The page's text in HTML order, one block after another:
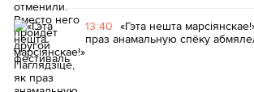
13:40 «Гэта нешта
праз анамальную спёку